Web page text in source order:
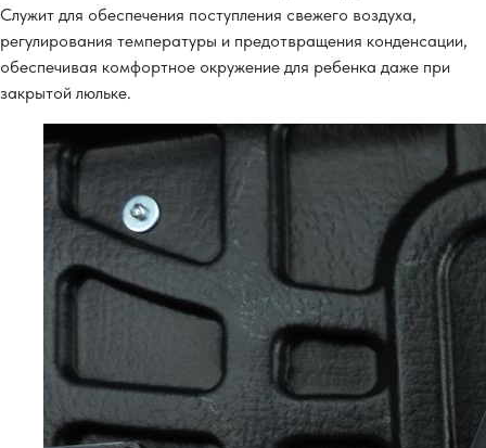
Служит для обеспечения поступления свежего воздуха,
регулирования температуры и предотвращения конденсации,
обеспечивая комфортное окружение для ребенка даже при
закрытой люльке.